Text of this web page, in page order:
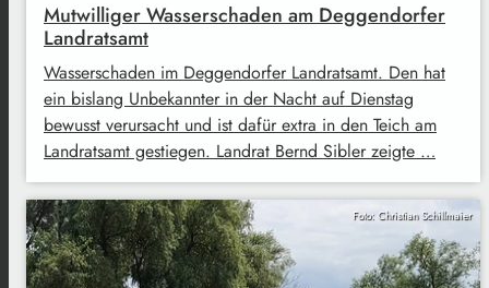
Mutwilliger Wasserschaden am Deggendorfer
Landratsamt
Wasserschaden im Deggendorfer Landratsamt. Den hat
ein bislang Unbekannter in der Nacht auf Dienstag
bewusst verursacht und ist dafür extra in den Teich am
Landratsamt gestiegen. Landrat Bernd Sibler zeigte …
Foto: Christian Schillmaier